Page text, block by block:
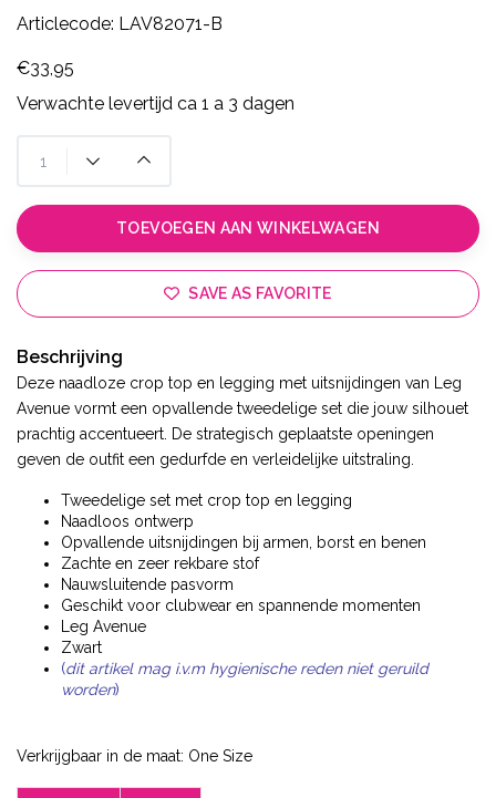
Articlecode: LAV82071-B
€33,95
Verwachte levertijd ca 1 a 3 dagen
TOEVOEGEN AAN WINKELWAGEN
SAVE AS FAVORITE
Beschrijving
Deze naadloze crop top en legging met uitsnijdingen van Leg
Avenue vormt een opvallende tweedelige set die jouw silhouet
prachtig accentueert. De strategisch geplaatste openingen
geven de outfit een gedurfde en verleidelijke uitstraling.
Tweedelige set met crop top en legging
Naadloos ontwerp
Opvallende uitsnijdingen bij armen, borst en benen
Zachte en zeer rekbare stof
Nauwsluitende pasvorm
Geschikt voor clubwear en spannende momenten
Leg Avenue
Zwart
(dit artikel mag i.v.m hygienische reden niet geruild
worden)
Verkrijgbaar in de maat: One Size